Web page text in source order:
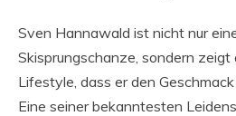
Sven Hannawald ist nicht nur
Skisprungschanze, sondern zeigt
Lifestyle, dass er den
Eine seiner bekanntesten